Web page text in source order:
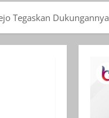
Tegaskan Dukungannya